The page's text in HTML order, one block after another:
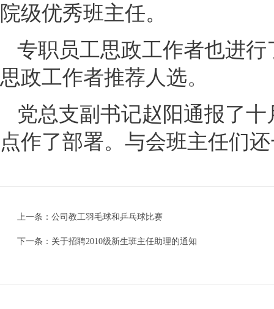
院级优秀班主任。
专职员工思政工作者也进
思政工作者推荐人选。
党总支副书记赵阳通报了
点作了部署。与会班主任们
上一条： 公司教工羽毛球和乒乓球比赛
下一条： 关于招聘2010级新生班主任助理的通知